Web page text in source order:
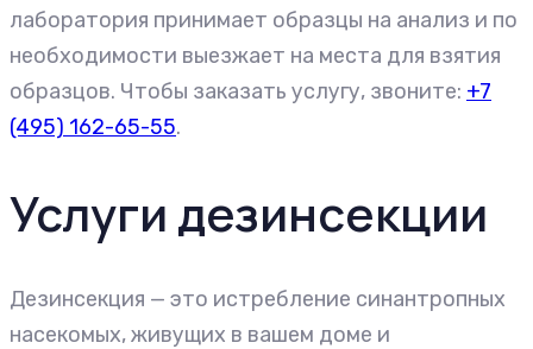
лаборатория принимает образцы на анализ и по
необходимости выезжает на места для взятия
образцов. Чтобы заказать услугу, звоните: +7
(495) 162-65-55.
Услуги дезинсекции
Дезинсекция — это истребление синантропных
насекомых, живущих в вашем доме и